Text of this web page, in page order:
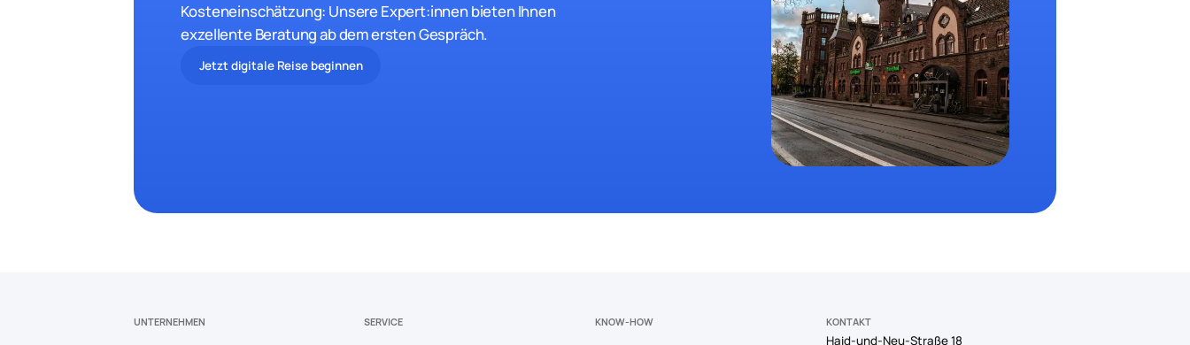
Kosteneinschätzung: Unsere Expert:innen bieten Ihnen
exzellente Beratung ab dem ersten Gespräch.
Jetzt digitale Reise beginnen
UNTERNEHMEN SERVICE KNOW-HOW KONTAKT
Haid-und-Neu-Straße 18